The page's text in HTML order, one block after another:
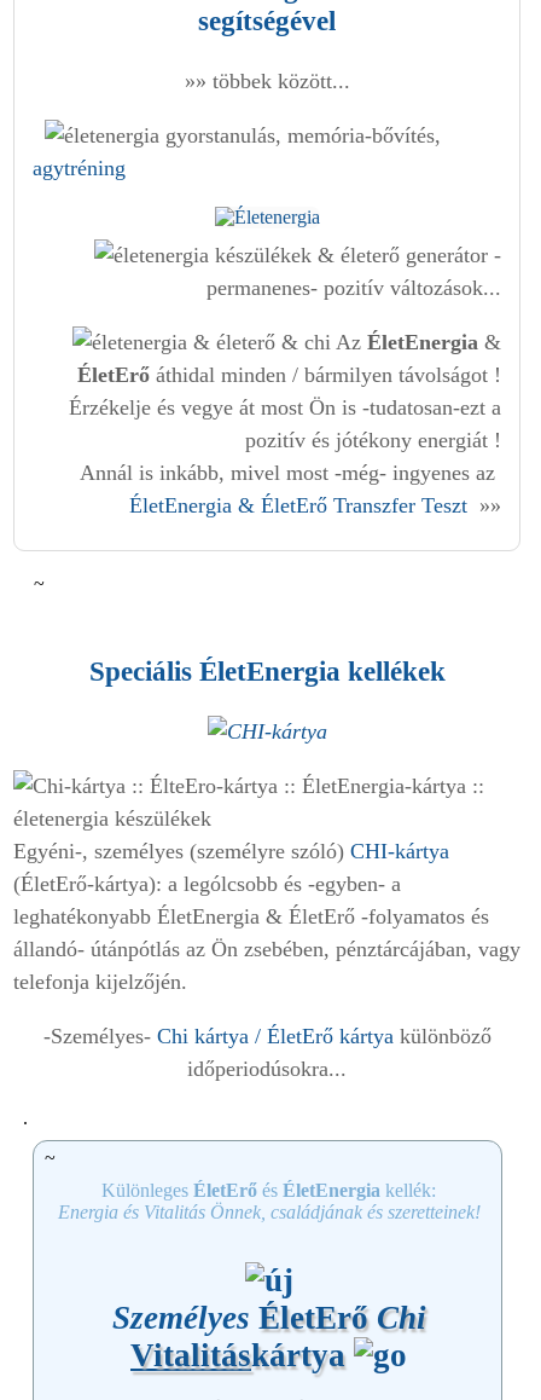
segítségével
»» többek között...
gyorstanulás, memória-bővítés,
agytréning
-
permanenes- pozitív változások...
Az ÉletEnergia &
ÉletErő áthidal minden / bármilyen távolságot !
Érzékelje és vegye át most Ön is -tudatosan-ezt a
pozitív és jótékony energiát !
Annál is inkább, mivel most -még- ingyenes az
ÉletEnergia & ÉletErő Transzfer Teszt »»
~
Speciális ÉletEnergia kellékek
Egyéni-, személyes (személyre szóló) CHI-kártya
(ÉletErő-kártya): a lególcsobb és -egyben- a
leghatékonyabb ÉletEnergia & ÉletErő -folyamatos és
állandó- útánpótlás az Ön zsebében, pénztárcájában, vagy
telefonja kijelzőjén.
-Személyes- Chi kártya / ÉletErő kártyakülönböző
időperiodúsokra...
.
~
Különleges ÉletErő és ÉletEnergia kellék:
Energia és Vitalitás Önnek, családjának és szeretteinek!
Személyes ÉletErő Chi
Vitalitáskártya